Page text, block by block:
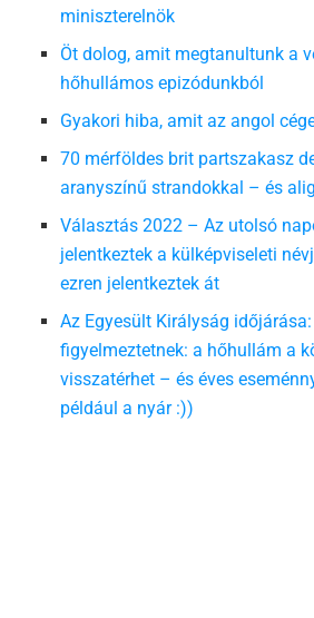
miniszterelnök
Öt dolog, amit megtanultunk a
hőhullámos epizódunkból
Gyakori hiba, amit az angol
70 mérföldes brit partszakasz
aranyszínű strandokkal – és
Választás 2022 – Az utolsó
jelentkeztek a külképviseleti
ezren jelentkeztek át
Az Egyesült Királyság
figyelmeztetnek: a hőhullám a
visszatérhet – és éves
például a nyár :))